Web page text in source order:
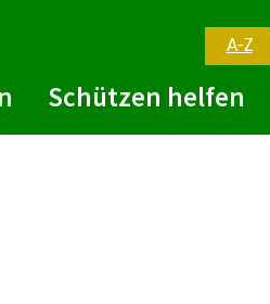
A-Z
Schützen helfen